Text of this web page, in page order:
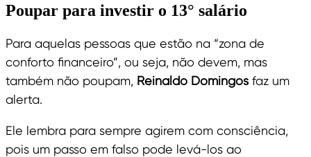
Poupar para investir o 13° salário
Para aquelas pessoas que estão na “zona de
conforto financeiro”, ou seja, não devem, mas
também não poupam, Reinaldo Domingosfaz um
alerta.
Ele lembra para sempre agirem com consciência,
pois um passo em falso pode levá-los ao